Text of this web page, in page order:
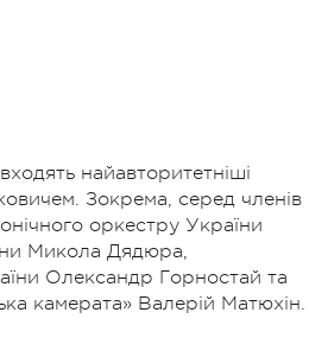
найавторитетніші
Зокрема, серед членів
оркестру України
Микола Дядюра,
Олександр Горностай та
камерата» Валерій Матюхін.